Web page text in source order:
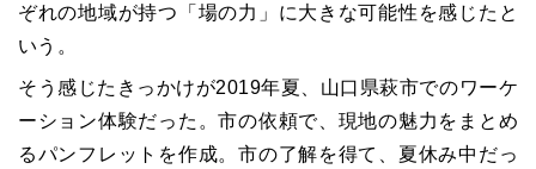
ぞれの地域が持つ「場の力」に大きな可能性を感じたと
いう。
そう感じたきっかけが2019年夏、山口県萩市でのワーケ
ーション体験だった。市の依頼で、現地の魅力をまとめ
るパンフレットを作成。市の了解を得て、夏休み中だっ